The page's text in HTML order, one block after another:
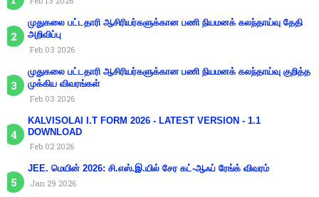
முதுகலை பட்டதாரி ஆசிரியர்களுக்கான பணி நியமனக் கலந்தாய்வு தேதி
அறிவிப்பு
Feb 03 2026
முதுகலை பட்டதாரி ஆசிரியர்களுக்கான பணி நியமனக் கலந்தாய்வு குறித்த
முக்கிய விவரங்கள்
Feb 03 2026
KALVISOLAI I.T FORM 2026 - LATEST VERSION - 1.1
DOWNLOAD
Feb 02 2026
JEE. மெயின் 2026: சி.எஸ்.இ.யில் சேர கட்-ஆஃப் ரேங்க் விவரம்
Jan 29 2026